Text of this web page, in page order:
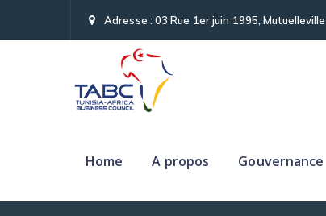
Adresse : 03 Rue 1er juin 1995,
Home A propos Gouvernance